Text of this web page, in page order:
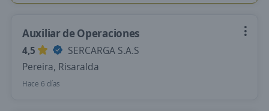
Auxiliar de Operaciones
4,5
SERCARGA S.A.S
Pereira, Risaralda
Hace 6 días